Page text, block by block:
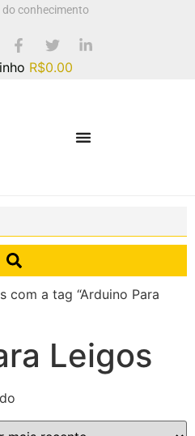
do conhecimento
R$0.00
com a tag “Arduino Para
Leigos